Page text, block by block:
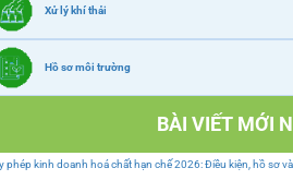
Xử lý khí thải
Hồ sơ môi trường
BÀI VIẾT MỚI
phép kinh doanh hoá chất hạn chế 2026: Điều kiện, hồ sơ